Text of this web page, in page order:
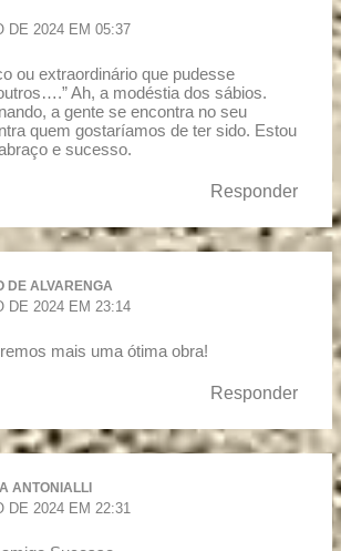
DE 2024 EM 05:37
ou extraordinário que pudesse
Ah, a modéstia dos sábios.
a gente se encontra no seu
quem gostaríamos de ter sido. Estou
e sucesso.
Responder
DE ALVARENGA
DE 2024 EM 23:14
mais uma ótima obra!
Responder
ANTONIALLI
DE 2024 EM 22:31